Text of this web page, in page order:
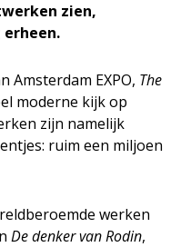
zien,
erheen.
Amsterdam EXPO, The
moderne kijk op
zijn namelijk
ruim een miljoen
werken
De denker van Rodin,